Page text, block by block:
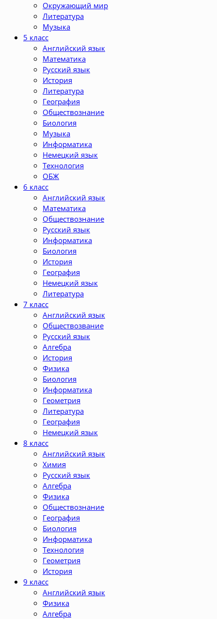
Окружающий мир
Литература
Музыка
5 класс
Английский язык
Математика
Русский язык
История
Литература
География
Обществознание
Биология
Музыка
Информатика
Немецкий язык
Технология
ОБЖ
6 класс
Английский язык
Математика
Обществознание
Русский язык
Информатика
Биология
История
География
Немецкий язык
Литература
7 класс
Английский язык
Обществозвание
Русский язык
Алгебра
История
Физика
Биология
Информатика
Геометрия
Литература
География
Немецкий язык
8 класс
Английский язык
Химия
Русский язык
Алгебра
Физика
Обществознание
География
Биология
Информатика
Технология
Геометрия
История
9 класс
Английский язык
Физика
Алгебра